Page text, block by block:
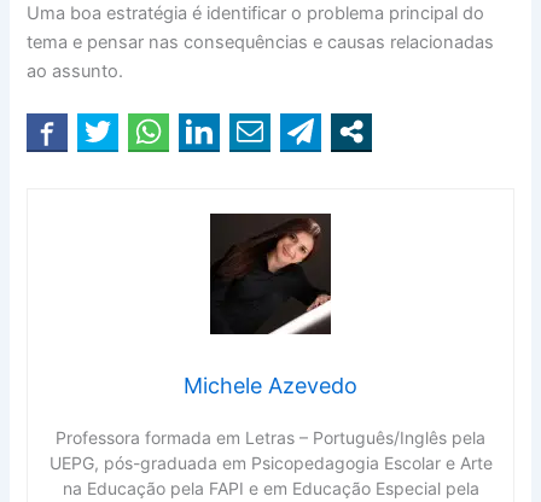
Uma boa estratégia é identificar o problema principal do
tema e pensar nas consequências e causas relacionadas
ao assunto.
Michele Azevedo
Professora formada em Letras – Português/Inglês pela
UEPG, pós-graduada em Psicopedagogia Escolar e Arte
na Educação pela FAPI e em Educação Especial pela